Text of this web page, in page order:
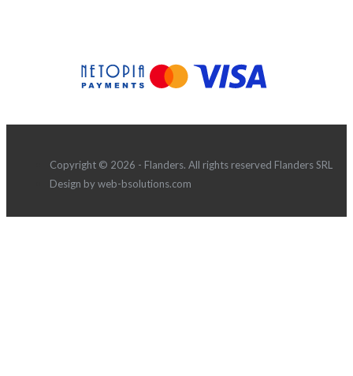
Copyright © 2026 - Flanders. All rights reserved Flanders SRL
Design by web-bsolutions.com